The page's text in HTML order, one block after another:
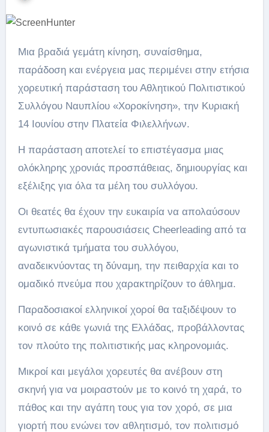
Μια βραδιά γεμάτη κίνηση, συναίσθημα,
παράδοση και ενέργεια μας περιμένει στην ετήσια
χορευτική παράσταση του Αθλητικού Πολιτιστικού
Συλλόγου Ναυπλίου «Χοροκίνηση», την Κυριακή
14 Ιουνίου στην Πλατεία Φιλελλήνων.
Η παράσταση αποτελεί το επιστέγασμα μιας
ολόκληρης χρονιάς προσπάθειας, δημιουργίας και
εξέλιξης για όλα τα μέλη του συλλόγου.
Οι θεατές θα έχουν την ευκαιρία να απολαύσουν
εντυπωσιακές παρουσιάσεις Cheerleading από τα
αγωνιστικά τμήματα του συλλόγου,
αναδεικνύοντας τη δύναμη, την πειθαρχία και το
ομαδικό πνεύμα που χαρακτηρίζουν το άθλημα.
Παραδοσιακοί ελληνικοί χοροί θα ταξιδέψουν το
κοινό σε κάθε γωνιά της Ελλάδας, προβάλλοντας
τον πλούτο της πολιτιστικής μας κληρονομιάς.
Μικροί και μεγάλοι χορευτές θα ανέβουν στη
σκηνή για να μοιραστούν με το κοινό τη χαρά, το
πάθος και την αγάπη τους για τον χορό, σε μια
γιορτή που ενώνει τον αθλητισμό, τον πολιτισμό